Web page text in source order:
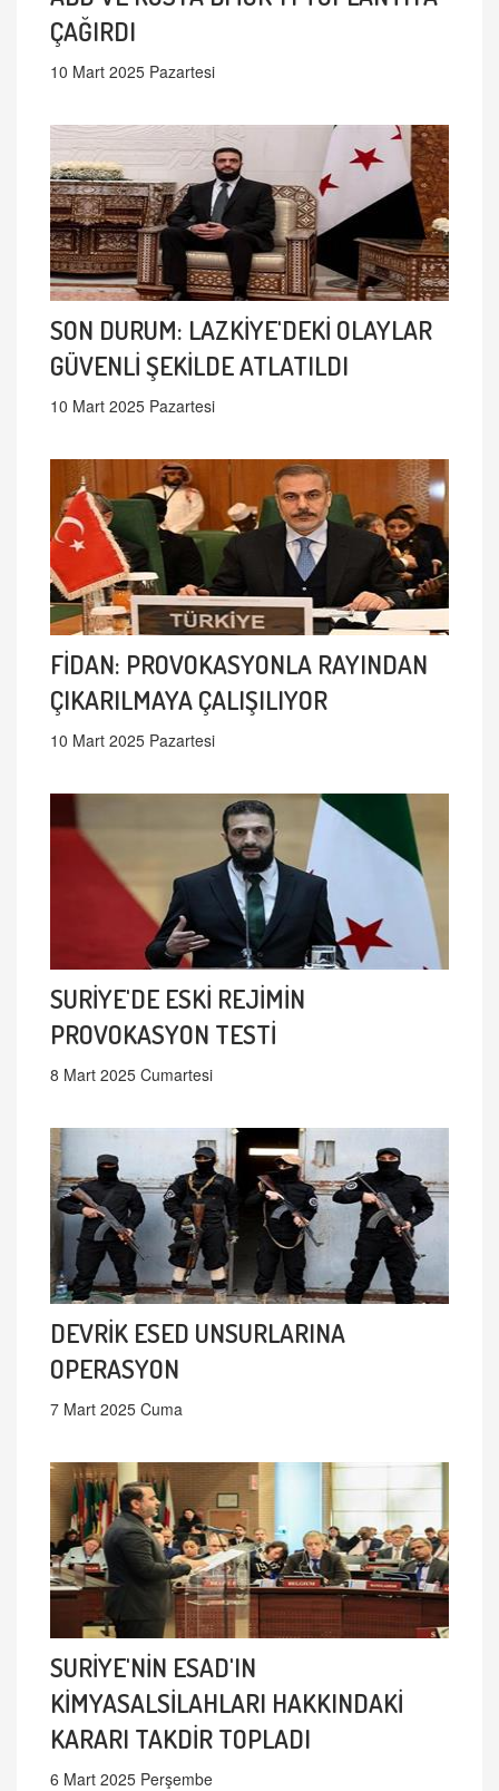
ÇAĞIRDI
10 Mart 2025 Pazartesi
SON DURUM: LAZKİYE'DEKİ OLAYLAR
GÜVENLİ ŞEKİLDE ATLATILDI
10 Mart 2025 Pazartesi
FİDAN: PROVOKASYONLA RAYINDAN
ÇIKARILMAYA ÇALIŞILIYOR
10 Mart 2025 Pazartesi
SURİYE'DE ESKİ REJİMİN
PROVOKASYON TESTİ
8 Mart 2025 Cumartesi
DEVRİK ESED UNSURLARINA
OPERASYON
7 Mart 2025 Cuma
SURİYE'NİN ESAD'IN
KİMYASALSİLAHLARI HAKKINDAKİ
KARARI TAKDİR TOPLADI
6 Mart 2025 Perşembe